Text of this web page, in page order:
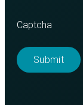
Captcha